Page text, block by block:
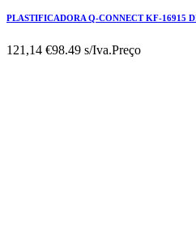
PLASTIFICADORA Q-CONNECT KF-16915
121,14 €98.49 s/Iva.Preço